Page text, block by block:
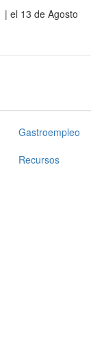
| el 13 de Agosto
Gastroempleo
Recursos